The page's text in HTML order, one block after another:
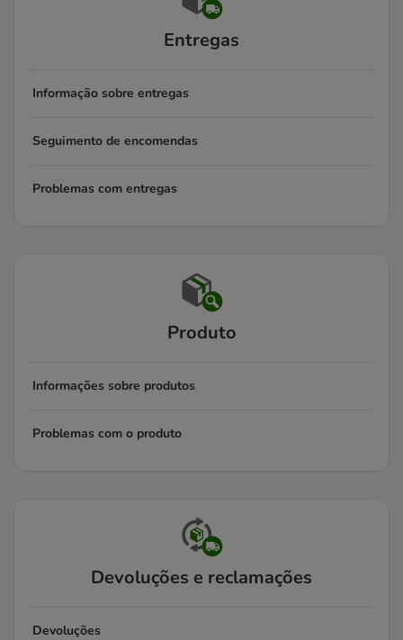
Entregas
Informação sobre entregas
Seguimento de encomendas
Problemas com entregas
Produto
Informações sobre produtos
Problemas com o produto
Devoluções e reclamações
Devoluções